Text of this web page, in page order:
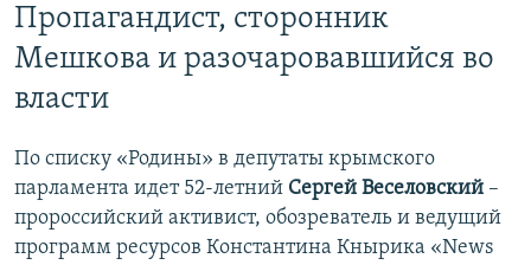
Пропагандист, сторонник
Мешкова и разочаровавшийся во
власти
По списку «Родины» в депутаты крымского
парламента идет 52-летний Сергей Веселовский –
пророссийский активист, обозреватель и ведущий
программ ресурсов Константина Кнырика «News